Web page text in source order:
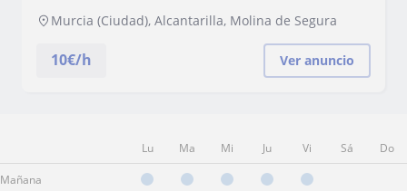
Murcia (Ciudad), Alcantarilla, Molina de Segura
10€/h Ver anuncio
Lu Ma Mi Ju Vi Sá Do
Mañana